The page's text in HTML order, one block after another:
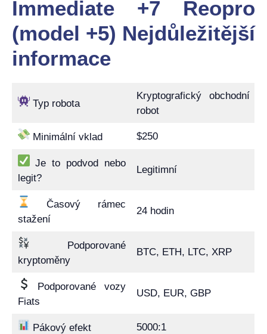
Immediate +7 Reopro
(model +5) Nejdůležitější
informace
Typ robota
Kryptografický obchodní
robot
Minimální vklad $250
Je to podvod nebo
legit?
Legitimní
stažení
24 hodin
kryptoměny
BTC, ETH, LTC, XRP
Fiats
USD, EUR, GBP
Pákový efekt 5000:1